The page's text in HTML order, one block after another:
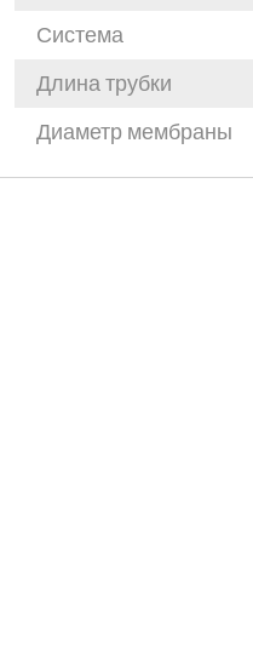
Система
Длина трубки
Диаметр мембраны